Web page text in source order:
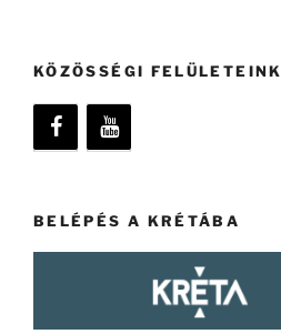
KÖZÖSSÉGI FELÜLETEINK
BELÉPÉS A KRÉTÁBA